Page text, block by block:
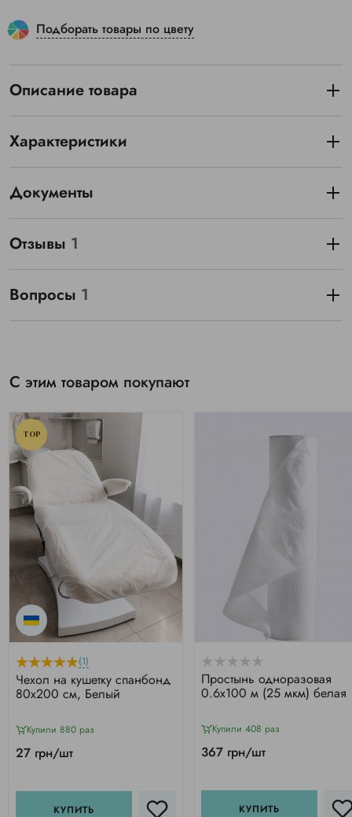
Подборать товары по цвету
Описание товара
Характеристики
Документы
Отзывы 1
Вопросы 1
С этим товаром покупают
TOP
(1)
Чехол на кушетку спанбонд
80х200 см, Белый
Купили 880 раз
27 грн/шт
КУПИТЬ
Простынь одноразовая
0.6х100 м (25 мкм) белая
Купили 408 раз
367 грн/шт
КУПИТЬ